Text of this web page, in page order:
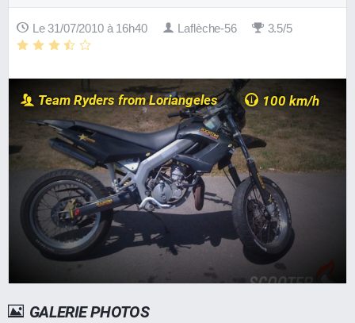
Le 31/07/2010 à 16h40 Laflèche-56 3.5/5
Team Ryders from Loriangeles 100 km/h
GALERIE PHOTOS